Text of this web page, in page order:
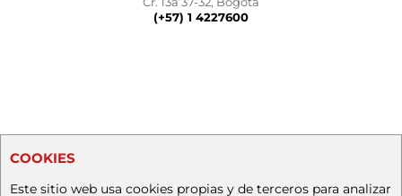
(+57) 1 4227600
COOKIES
Este sitio web usa cookies propias y de terceros para analizar